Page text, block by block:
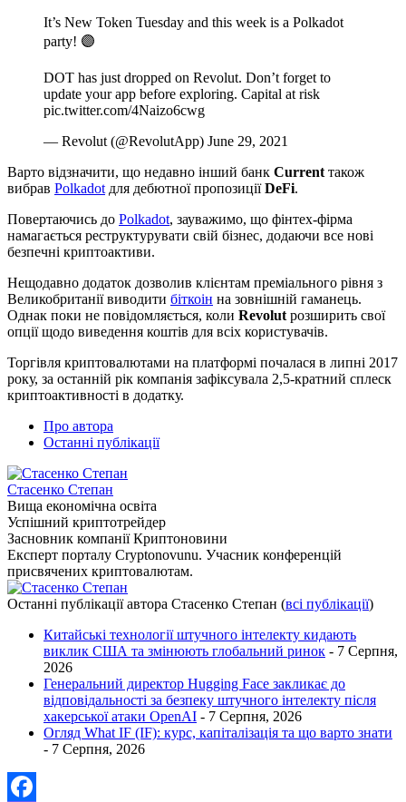
It’s New Token Tuesday and this week is a Polkadot
party! 🟣
DOT has just dropped on Revolut. Don’t forget to
update your app before exploring. Capital at risk
pic.twitter.com/4Naizo6cwg
— Revolut (@RevolutApp) June 29, 2021
Варто відзначити, що недавно інший банк Current також
вибрав Polkadot для дебютної пропозиціїDeFi.
Повертаючись до Polkadot, зауважимо, що фінтех-фірма
намагається реструктурувати свій бізнес, додаючи все нові
безпечні криптоактиви.
Нещодавно додаток дозволив клієнтам преміального рівня з
Великобританії виводити біткоін на зовнішній гаманець.
Однак поки не повідомляється, коли Revolut розширить свої
опції щодо виведення коштів для всіх користувачів.
Торгівля криптовалютами на платформі почалася в липні 2017
року, за останній рік компанія зафіксувала 2,5-кратний сплеск
криптоактивності в додатку.
Про автора
Останні публікації
Стасенко Степан
Вища економічна освіта
Успішний криптотрейдер
Засновник компанії Криптоновини
Експерт порталу Cryptonovunu. Учасник конференцій
присвячених криптовалютам.
Останні публікації автора Стасенко Степан (всі публікації)
Китайські технології штучного інтелекту кидають
виклик США та змінюють глобальний ринок - 7 Серпня,
2026
Генеральний директор Hugging Face закликає до
відповідальності за безпеку штучного інтелекту після
хакерської атаки OpenAI - 7 Серпня, 2026
Огляд What IF (IF): курс, капіталізація та що варто знати
- 7 Серпня, 2026